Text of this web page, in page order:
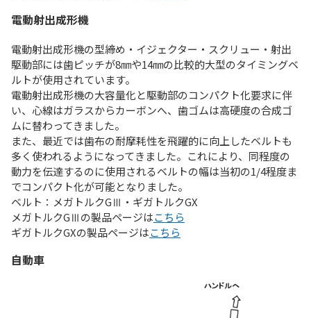
電動射出成形機
電動射出成形機の型締め・イジェクター・スクリュー・射出
駆動部には歯ピッチが8㎜や14㎜の比較的大型のタイミングベ
ルトが使用されています。
電動射出成形機の大容量化と駆動部のコンパクト化要求に伴
い、心線はガラスからカーボンへ、歯ゴムは高硬度の合成ゴ
ムに替わってきました。
また、最近では歯布の耐摩耗性を飛躍的に向上したベルトも
多く使われるようになってきました。これにより、同程度の
動力を伝達するのに使用されるベルトの幅は当初の1/4程度ま
でコンパクト化が可能となりました。
ベルト：メガトルクGⅢ・ギガトルクGX
メガトルクGⅢの製品ページはこちら
ギガトルクGXの製品ページはこちら
自動車